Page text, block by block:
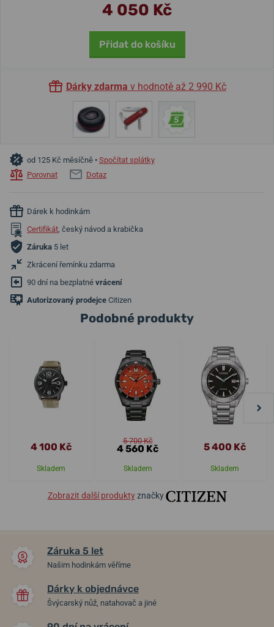
4 050 Kč
Přidat do košíku
Dárky zdarma v hodnotě až 2 990 Kč
od 125 Kč měsíčně • Spočítat splátky
Porovnat
Dotaz
Dárek k hodinkám
Certifikát, český návod a krabička
Záruka 5 let
Zkrácení řemínku zdarma
90 dní na bezplatné vrácení
Autorizovaný prodejce Citizen
Podobné produkty
4 100 Kč
Skladem
5 700 Kč
4 560 Kč
Skladem
5 400 Kč
Skladem
Zobrazit další produktyznačky
Záruka 5 let
Našim hodinkám věříme
Dárky k objednávce
Švýcarský nůž, natahovač a jiné